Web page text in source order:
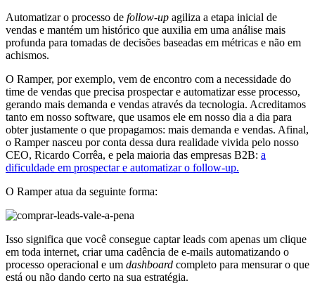
Automatizar o processo de follow-up agiliza a etapa inicial de
vendas e mantém um histórico que auxilia em uma análise mais
profunda para tomadas de decisões baseadas em métricas e não em
achismos.
O Ramper, por exemplo, vem de encontro com a necessidade do
time de vendas que precisa prospectar e automatizar esse processo,
gerando mais demanda e vendas através da tecnologia. Acreditamos
tanto em nosso software, que usamos ele em nosso dia a dia para
obter justamente o que propagamos: mais demanda e vendas. Afinal,
o Ramper nasceu por conta dessa dura realidade vivida pelo nosso
CEO, Ricardo Corrêa, e pela maioria das empresas B2B: a
dificuldade em prospectar e automatizar o follow-up.
O Ramper atua da seguinte forma:
Isso significa que você consegue captar leads com apenas um clique
em toda internet, criar uma cadência de e-mails automatizando o
processo operacional e um dashboard completo para mensurar o que
está ou não dando certo na sua estratégia.